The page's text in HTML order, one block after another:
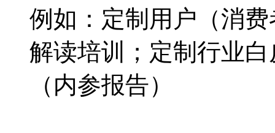
例如：定制用户（消
解读培训；定制行业
（内参报告）